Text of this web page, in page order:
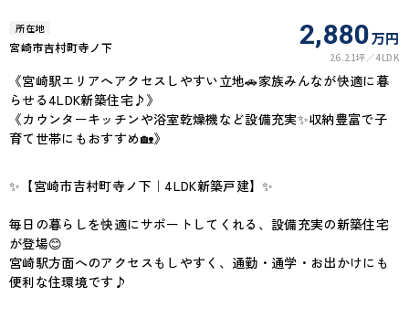
所在地
宮崎市吉村町寺ノ下 2,880万円
26.21坪 4LDK
《宮崎駅エリアへアクセスしやすい立地🚗家族みんなが快適に暮
らせる4LDK新築住宅♪》
《カウンターキッチンや浴室乾燥機など設備充実✨収納豊富で子
育て世帯にもおすすめ🏡》
✨【宮崎市吉村町寺ノ下｜4LDK新築戸建】✨
毎日の暮らしを快適にサポートしてくれる、設備充実の新築住宅
が登場😊
宮崎駅方面へのアクセスもしやすく、通勤・通学・お出かけにも
便利な住環境です♪